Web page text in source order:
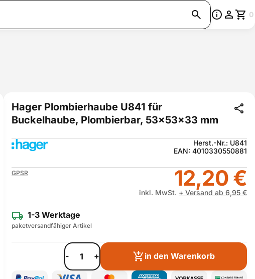
0
Hager Plombierhaube U841 für
Buckelhaube, Plombierbar, 53x53x33 mm
Herst.-Nr.: U841
EAN: 4010330550881
GPSR 12,20 €
inkl. MwSt. + Versand ab 6,95 €
1-3 Werktage
paketversandfähiger Artikel
- + in den Warenkorb